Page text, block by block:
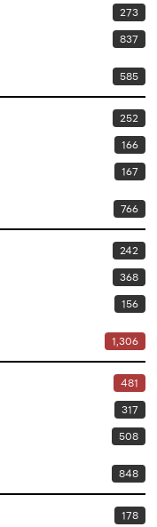
273
837
585
252
166
167
766
242
368
156
1,306
481
317
508
848
178